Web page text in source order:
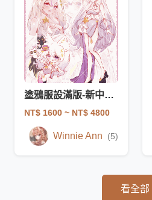
塗鴉服設滿版-新中式服設！
NT$ 1600 ~ NT$ 4800
Winnie Ann (5)
看全部